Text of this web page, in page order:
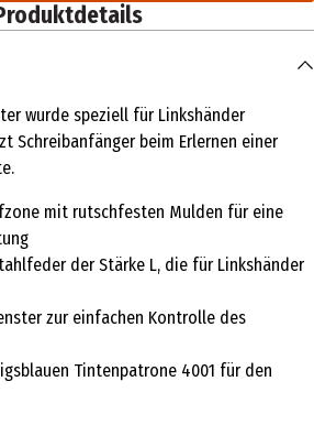
wurde speziell für Linkshänder
Schreibanfänger beim Erlernen einer
mit rutschfesten Mulden für eine
der Stärke L, die für Linkshänder
zur einfachen Kontrolle des
Tintenpatrone 4001 für den